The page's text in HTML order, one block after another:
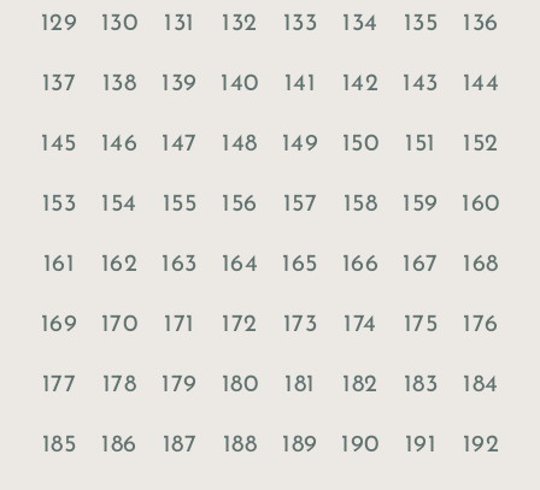
129 130 131 132 133 134 135 136
137 138 139 140 141 142 143 144
145 146 147 148 149 150 151 152
153 154 155 156 157 158 159 160
161 162 163 164 165 166 167 168
169 170 171 172 173 174 175 176
177 178 179 180 181 182 183 184
185 186 187 188 189 190 191 192